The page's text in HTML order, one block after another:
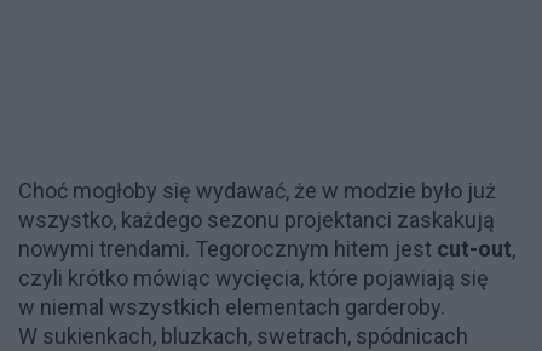
Choć mogłoby się wydawać, że w modzie było już
wszystko, każdego sezonu projektanci zaskakują
nowymi trendami. Tegorocznym hitem jest cut-out,
czyli krótko mówiąc wycięcia, które pojawiają się
w niemal wszystkich elementach garderoby.
W sukienkach, bluzkach, swetrach, spódnicach